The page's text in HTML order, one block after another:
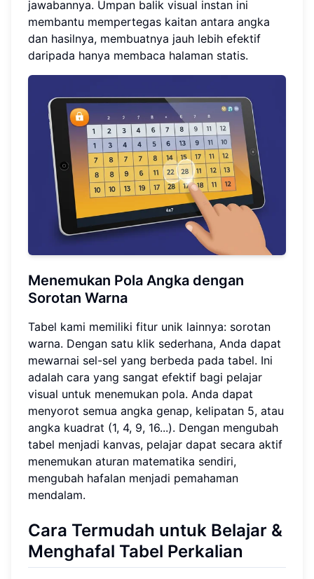
jawabannya. Umpan balik visual instan ini
membantu mempertegas kaitan antara angka
dan hasilnya, membuatnya jauh lebih efektif
daripada hanya membaca halaman statis.
Menemukan Pola Angka dengan
Sorotan Warna
Tabel kami memiliki fitur unik lainnya: sorotan
warna. Dengan satu klik sederhana, Anda dapat
mewarnai sel-sel yang berbeda pada tabel. Ini
adalah cara yang sangat efektif bagi pelajar
visual untuk menemukan pola. Anda dapat
menyorot semua angka genap, kelipatan 5, atau
angka kuadrat (1, 4, 9, 16...). Dengan mengubah
tabel menjadi kanvas, pelajar dapat secara aktif
menemukan aturan matematika sendiri,
mengubah hafalan menjadi pemahaman
mendalam.
Cara Termudah untuk Belajar &
Menghafal Tabel Perkalian